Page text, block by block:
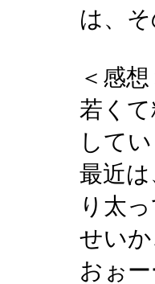
は、
＜感想
若く
してい
最近は
り太
せいか
おぉ